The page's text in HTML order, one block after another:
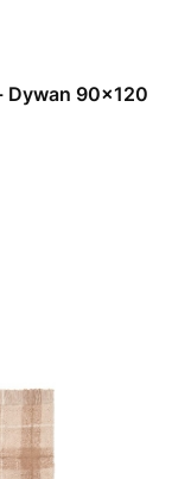
Dywan 90×120